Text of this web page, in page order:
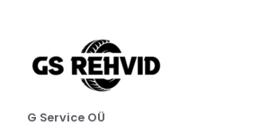
G Service OÜ